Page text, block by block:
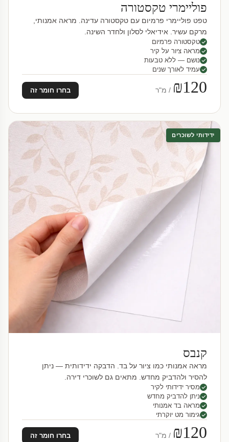
פוליימרי טקסטורה
טפט פוליימרי פרמיום עם טקסטורה עדינה. מראה אמנותי,
מרקם עשיר. אידיאלי לסלון ולחדר השינה.
טקסטורה פרמיום
מראה ציור על קיר
נושם — ללא טבעות
עמיד לאורך שנים
₪120 / מ"ר בחרו חומר זה
ידידותי לשוכרים
קנבס
מראה אמנותי כמו ציור על בד. הדבקה ידידותית — ניתן
להסיר ולהדביק מחדש. מתאים גם לשוכרי דירה.
מסיר ידידותי לקיר
ניתן להדביק מחדש
מראה בד אמנותי
גימור מט יוקרתי
₪120 / מ"ר בחרו חומר זה